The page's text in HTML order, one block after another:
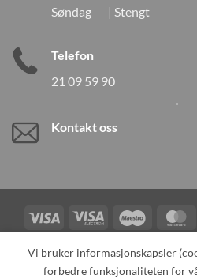
Søndag | Stengt
Telefon
21 09 59 90
Kontakt oss
Visa
Visa
Electron
Maestro
Card
TILBAKEKALLINGER
Vi bruker informasjonskapsler
forbedre funksjonaliteten for